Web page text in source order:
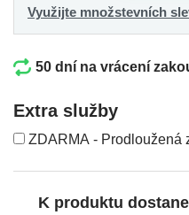
Využijte množstevních
50 dní na vrácení
Extra služby
ZDARMA - Prodloužená
K produktu